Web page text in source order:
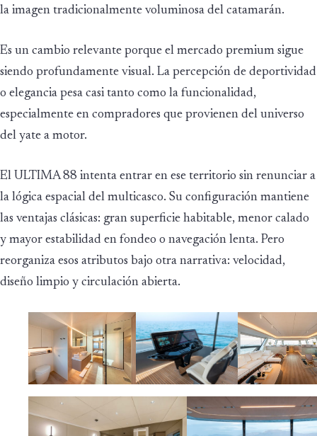
la imagen tradicionalmente voluminosa del catamarán.
Es un cambio relevante porque el mercado premium sigue
siendo profundamente visual. La percepción de deportividad
o elegancia pesa casi tanto como la funcionalidad,
especialmente en compradores que provienen del universo
del yate a motor.
El ULTIMA 88 intenta entrar en ese territorio sin renunciar a
la lógica espacial del multicasco. Su configuración mantiene
las ventajas clásicas: gran superficie habitable, menor calado
y mayor estabilidad en fondeo o navegación lenta. Pero
reorganiza esos atributos bajo otra narrativa: velocidad,
diseño limpio y circulación abierta.